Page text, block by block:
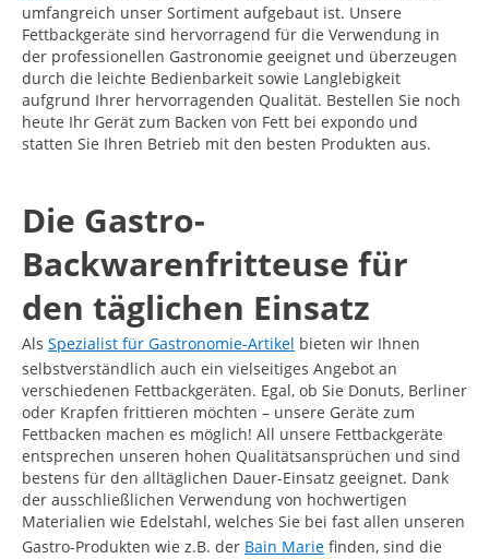
umfangreich unser Sortiment aufgebaut ist. Unsere
Fettbackgeräte sind hervorragend für die Verwendung in
der professionellen Gastronomie geeignet und überzeugen
durch die leichte Bedienbarkeit sowie Langlebigkeit
aufgrund Ihrer hervorragenden Qualität. Bestellen Sie noch
heute Ihr Gerät zum Backen von Fett bei expondo und
statten Sie Ihren Betrieb mit den besten Produkten aus.
Die Gastro-
Backwarenfritteuse für
den täglichen Einsatz
Als Spezialist für Gastronomie-Artikel bieten wir Ihnen
selbstverständlich auch ein vielseitiges Angebot an
verschiedenen Fettbackgeräten. Egal, ob Sie Donuts, Berliner
oder Krapfen frittieren möchten – unsere Geräte zum
Fettbacken machen es möglich! All unsere Fettbackgeräte
entsprechen unseren hohen Qualitätsansprüchen und sind
bestens für den alltäglichen Dauer-Einsatz geeignet. Dank
der ausschließlichen Verwendung von hochwertigen
Materialien wie Edelstahl, welches Sie bei fast allen unseren
Gastro-Produkten wie z.B. der Bain Marie finden, sind die